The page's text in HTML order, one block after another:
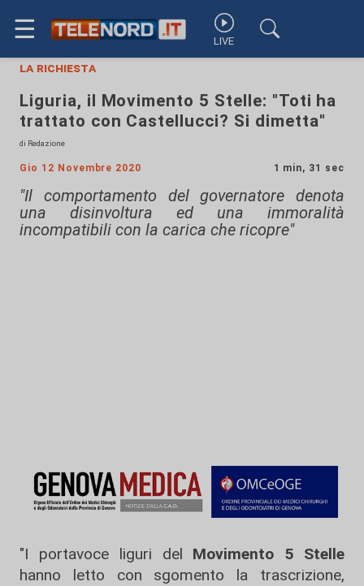
☰ LIVE
la richiesta
Liguria, il Movimento 5 Stelle: "Toti ha
trattato con Castellucci? Si dimetta"
di Redazione
Gio 12 Novembre 2020 1 min, 31 sec
"Il comportamento del governatore denota
una disinvoltura ed una immoralità
incompatibili con la carica che ricopre"
"I portavoce liguri del Movimento 5 Stelle
hanno letto con sgomento la trascrizione,